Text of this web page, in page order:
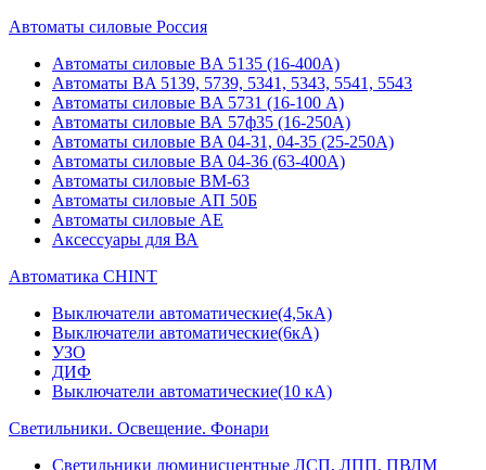
Автоматы силовые Россия
Автоматы силовые BA 5135 (16-400А)
Автоматы BA 5139, 5739, 5341, 5343, 5541, 5543
Автоматы силовые BA 5731 (16-100 А)
Автоматы силовые ВА 57ф35 (16-250А)
Автоматы силовые BA 04-31, 04-35 (25-250А)
Автоматы силовые BA 04-36 (63-400А)
Автоматы силовые ВМ-63
Автоматы силовые АП 50Б
Автоматы силовые АЕ
Аксессуары для ВА
Автоматика CHINT
Выключатели автоматические(4,5кА)
Выключатели автоматические(6кА)
УЗО
ДИФ
Выключатели автоматические(10 кА)
Светильники. Освещение. Фонари
Светильники люминисцентные ЛСП, ЛПП, ПВЛМ